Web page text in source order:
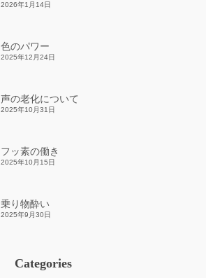
2026年1月14日
色のパワー
2025年12月24日
声の老化について
2025年10月31日
フッ素の働き
2025年10月15日
乗り物酔い
2025年9月30日
Categories